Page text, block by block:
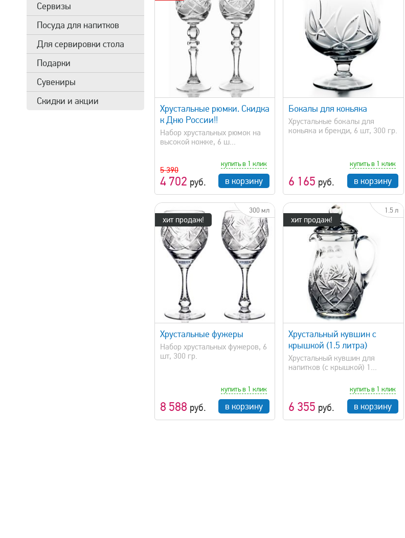
Сервизы
Посуда для напитков
Для сервировки стола
Подарки
Сувениры
Скидки и акции
быстрый просмотр
Хрустальные рюмки. Скидка
к Дню России!!
Набор хрустальных рюмок на
высокой ножке, 6 ш...
5 390
4 702 руб.
купить в 1 клик
в корзину
быстрый просмотр
Бокалы для коньяка
Хрустальные бокалы для
коньяка и бренди, 6 шт, 300 гр.
6 165 руб.
купить в 1 клик
в корзину
быстрый просмотр
хит продаж!
300 мл
Хрустальные фужеры
Набор хрустальных фужеров, 6
шт, 300 гр.
8 588 руб.
купить в 1 клик
в корзину
хит продаж!
1.5 л
быстрый просмотр
Хрустальный кувшин с
крышкой (1.5 литра)
Хрустальный кувшин для
напитков (с крышкой) 1...
6 355 руб.
купить в 1 клик
в корзину
быстрый просмотр